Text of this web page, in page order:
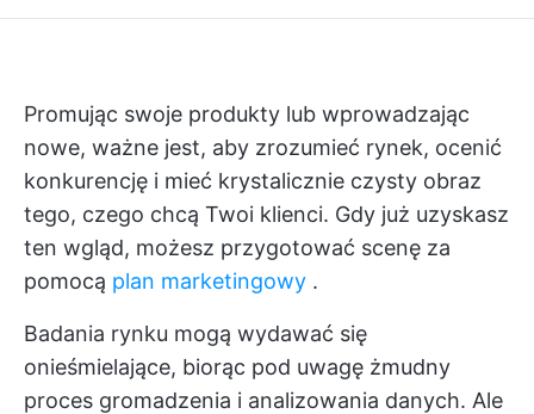
Promując swoje produkty lub wprowadzając
nowe, ważne jest, aby zrozumieć rynek, ocenić
konkurencję i mieć krystalicznie czysty obraz
tego, czego chcą Twoi klienci. Gdy już uzyskasz
ten wgląd, możesz przygotować scenę za
pomocą plan marketingowy .
Badania rynku mogą wydawać się
onieśmielające, biorąc pod uwagę żmudny
proces gromadzenia i analizowania danych. Ale